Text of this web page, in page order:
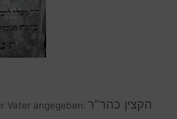
Vater angegeben: הקצין כהר”ר